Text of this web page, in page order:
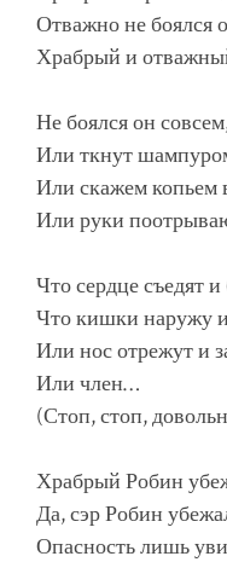
Отважно не боялся
Храбрый и
Не боялся он
Или ткнут
Или скажем копьем
Или руки
Что сердце съедят
Что кишки наружу
Или нос отрежут и
Или член…
(Стоп, стоп,
Храбрый Робин
Да, сэр Робин
Опасность лишь